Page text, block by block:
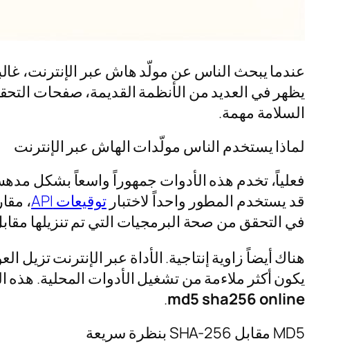
عندما يبحث الناس عن مولّد هاش عبر الإنترنت،
السلامة مهمة.
لماذا يستخدم الناس مولّدات الهاش عبر الإنترنت
فعلياً، تخدم هذه الأدوات جمهوراً واسعاً بشكل
قد يستخدم المطور واحداً لاختبار توقيعات API
،
في التحقق من صحة البرمجيات التي تم تنزيلها
هناك أيضاً زاوية إنتاجية. الأداة عبر الإنترنت
يكون أكثر ملاءمة من تشغيل الأدوات المحلية.
md5 sha256 online
.
MD5 مقابل SHA-256 بنظرة سريعة